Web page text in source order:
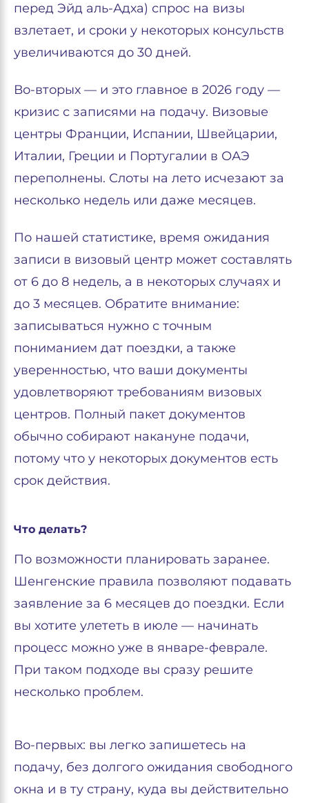
перед Эйд аль-Адха) спрос на визы
взлетает, и сроки у некоторых консульств
увеличиваются до 30 дней.
Во-вторых — и это главное в 2026 году —
кризис с записями на подачу. Визовые
центры Франции, Испании, Швейцарии,
Италии, Греции и Португалии в ОАЭ
переполнены. Слоты на лето исчезают за
несколько недель или даже месяцев.
По нашей статистике, время ожидания
записи в визовый центр может составлять
от 6 до 8 недель, а в некоторых случаях и
до 3 месяцев. Обратите внимание:
записываться нужно с точным
пониманием дат поездки, а также
уверенностью, что ваши документы
удовлетворяют требованиям визовых
центров. Полный пакет документов
обычно собирают накануне подачи,
потому что у некоторых документов есть
срок действия.
Что делать?
По возможности планировать заранее.
Шенгенские правила позволяют подавать
заявление за 6 месяцев до поездки. Если
вы хотите улететь в июле — начинать
процесс можно уже в январе-феврале.
При таком подходе вы сразу решите
несколько проблем.
Во-первых: вы легко запишетесь на
подачу, без долгого ожидания свободного
окна и в ту страну, куда вы действительно